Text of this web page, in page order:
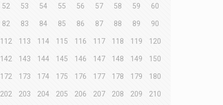
52 53 54 55 56 57 58 59 60
82 83 84 85 86 87 88 89 90
112 113 114 115 116 117 118 119 120
142 143 144 145 146 147 148 149 150
172 173 174 175 176 177 178 179 180
202 203 204 205 206 207 208 209 210